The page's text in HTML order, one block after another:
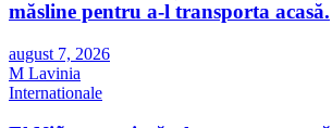
măsline pentru a-l transporta acasă.
august 7, 2026
M Lavinia
Internationale